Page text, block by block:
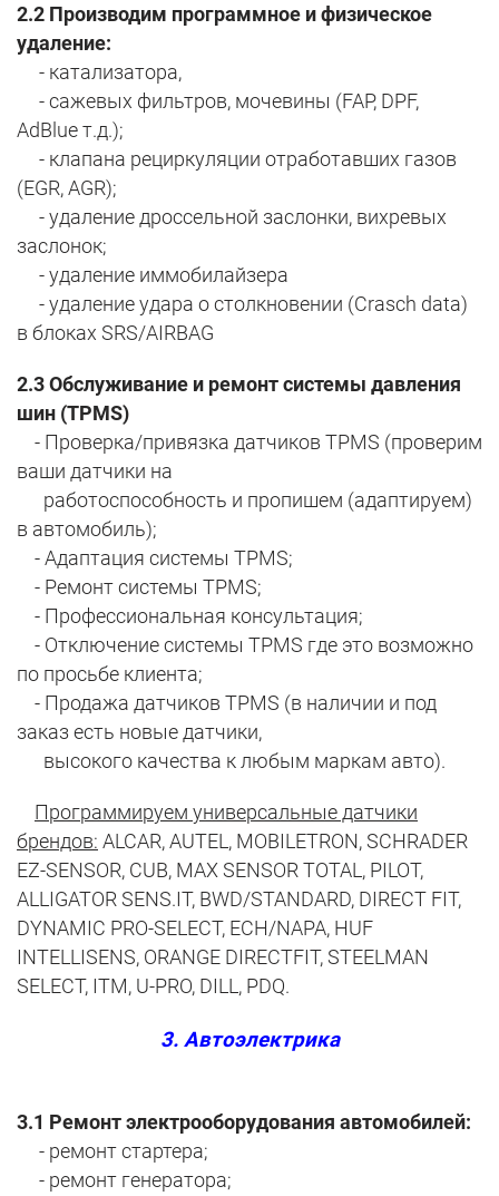
2.2 Производим программное и физическое
удаление:
- катализатора,
- сажевых фильтров, мочевины (FAP, DPF,
AdBlue т.д.);
- клапана рециркуляции отработавших газов
(ЕGR, AGR);
- удаление дроссельной заслонки, вихревых
заслонок;
- удаление иммобилайзера
- удаление удара о столкновении (Crasch data)
в блоках SRS/AIRBAG
2.3 Обслуживание и ремонт системы давления
шин (TPMS)
- Проверка/привязка датчиков TPMS (проверим
ваши датчики на
работоспособность и пропишем (адаптируем)
в автомобиль);
- Адаптация системы TPMS;
- Ремонт системы TPMS;
- Профессиональная консультация;
- Отключение системы TPMS где это возможно
по просьбе клиента;
- Продажа датчиков TPMS (в наличии и под
заказ есть новые датчики,
высокого качества к любым маркам авто).
Программируем универсальные датчики
брендов: ALCAR, AUTEL, MOBILETRON, SCHRADER
EZ-SENSOR, CUB, MAX SENSOR TOTAL, PILOT,
ALLIGATOR SENS.IT, BWD/STANDARD, DIRECT FIT,
DYNAMIC PRO-SELECT, ECH/NAPA, HUF
INTELLISENS, ORANGE DIRECTFIT, STEELMAN
SELECT, ITM, U-PRO, DILL, PDQ.
3. Автоэлектрика
3.1 Ремонт электрооборудования автомобилей:
- ремонт стартера;
- ремонт генератора;